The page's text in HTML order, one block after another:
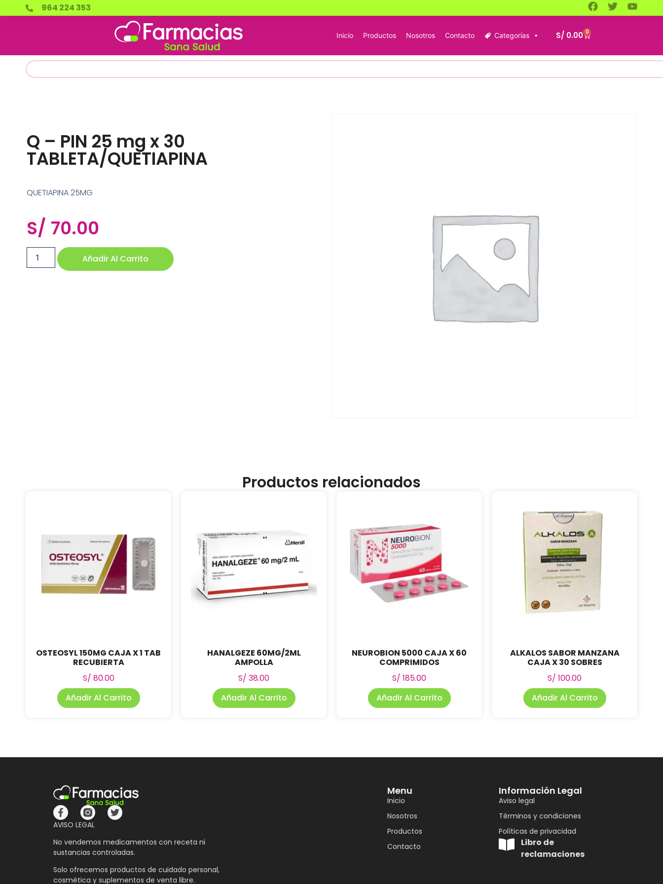
964 224 353
Inicio Productos Nosotros Contacto Categorías S/ 0.00 0
Q – PIN 25 mg x 30
TABLETA/QUETIAPINA
QUETIAPINA 25MG
S/ 70.00
Añadir Al Carrito
Productos relacionados
OSTEOSYL 150MG CAJA X 1 TAB
RECUBIERTA
S/ 80.00
Añadir Al Carrito
HANALGEZE 60MG/2ML
AMPOLLA
S/ 38.00
Añadir Al Carrito
NEUROBION 5000 CAJA X 60
COMPRIMIDOS
S/ 185.00
Añadir Al Carrito
ALKALOS SABOR MANZANA
CAJA X 30 SOBRES
S/ 100.00
Añadir Al Carrito
AVISO LEGAL
No vendemos medicamentos con receta ni
sustancias controladas.
Solo ofrecemos productos de cuidado personal,
cosmética y suplementos de venta libre.
Menu
Inicio
Nosotros
Productos
Contacto
Información Legal
Aviso legal
Términos y condiciones
Políticas de privacidad
Libro de
reclamaciones